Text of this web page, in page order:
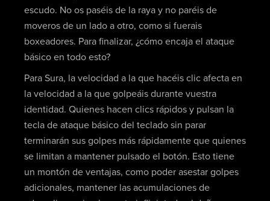
escudo. No os paséis de la raya y no paréis de
moveros de un lado a otro, como si fuerais
boxeadores. Para finalizar, ¿cómo encaja el ataque
básico en todo esto?
Para Sura, la velocidad a la que hacéis clic afecta en
la velocidad a la que golpeáis durante vuestra
identidad. Quienes hacen clics rápidos y pulsan la
tecla de ataque básico del teclado sin parar
terminarán sus golpes más rápidamente que quienes
se limitan a mantener pulsado el botón. Esto tiene
un montón de ventajas, como poder asestar golpes
adicionales, mantener las acumulaciones de